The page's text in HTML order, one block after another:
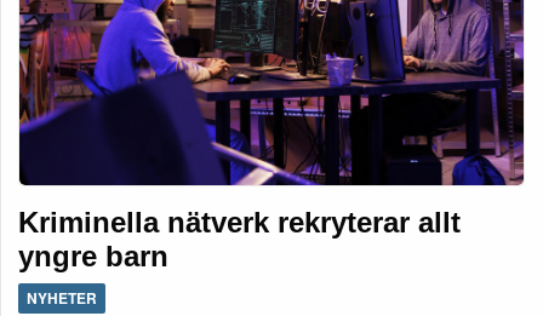
Kriminella nätverk rekryterar allt
yngre barn
NYHETER